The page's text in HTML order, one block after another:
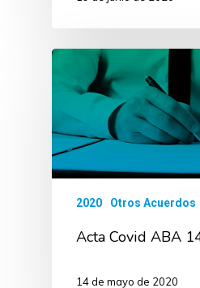
2020 Otros Acuerdos
Acta Covid ABA
14 de mayo de 2020